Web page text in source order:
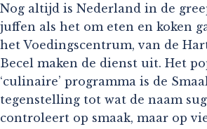
Nog altijd is Nederland in de
juffen als het om eten en koken
het Voedingscentrum, van de
Becel maken de dienst uit. Het
‘culinaire’ programma is de
tegenstelling tot wat de naam
controleert op smaak, maar op